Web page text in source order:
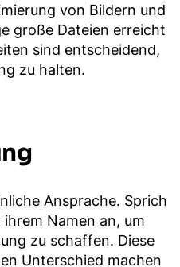
von Bildern und
große Dateien erreicht
sind entscheidend,
zu halten.
Ansprache. Sprich
Namen an, um
zu schaffen. Diese
Unterschied machen